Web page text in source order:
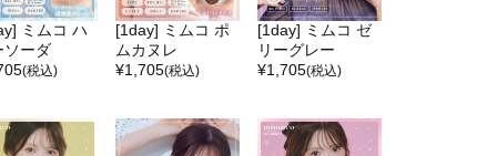
ミムコ ハ
ソーダ
(税込)
[1day] ミムコ ポ
ムカヌレ
¥1,705(税込)
[1day] ミムコ ゼ
リーグレー
¥1,705(税込)